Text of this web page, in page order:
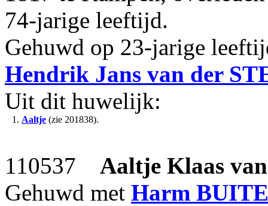
74-jarige leeftijd.
Gehuwd op 23-jarige
Hendrik Jans van der
Uit dit huwelijk:
1. Aaltje (zie 201838).
110537 Aaltje Klaas
Gehuwd met Harm